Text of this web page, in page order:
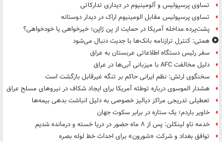
تساوی پرسپولیس و آلومینیوم در دیداری تدارکاتی
تساوی پرسپولیس مقابل الومینیوم اراک در دیدار دوستانه
پشت‌پرده مداخله آمریکا در حمایت از یِن ژاپن؛ خیرخواهی یا خودخواهی؟
همتی: کنترل ترازنامه بانک‌ها با جدیت دنبال می‌شود
سفر رئیس دستگاه اطلاعاتی عربستان به عراق
دلیل مخالفت AFC با میزبانی آبی‌ها در عراق
سخنگوی ارتش: نظم ایرانی حاکم بر تنگه غیرقابل بازگشت است
هشدار الموسوی درباره توطئه آمریکا برای ایجاد شکاف در نیروهای مسلح عراق
تعطیلی تدریجی مراکز دیالیز خصوصی به دلیل انباشت بدهی بیمه‌ها
خاویر باردم؛ یک ستاره در برابر سکوت جهان
خدمه ناو لینکلن: پس از ۸ ماه حضور در دریا خسته و درمانده‌ شدیم
توافق بغداد و شرکت «شورون» برای احداث خط لوله بصره